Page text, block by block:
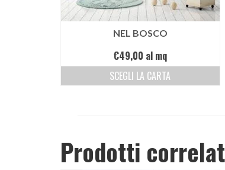
NEL BOSCO
€49,00 al mq
SCEGLI LA CARTA
Prodotti